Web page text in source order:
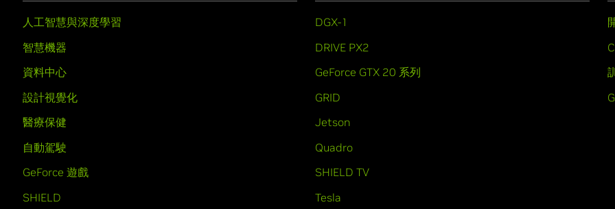
人工智慧與深度學習
智慧機器
資料中心
設計視覺化
醫療保健
自動駕駛
GeForce 遊戲
SHIELD
DGX-1
DRIVE PX2
GeForce GTX 20 系列
GRID
Jetson
Quadro
SHIELD TV
Tesla